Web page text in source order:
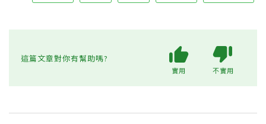
這篇文章對你有幫助嗎?
實用 不實用